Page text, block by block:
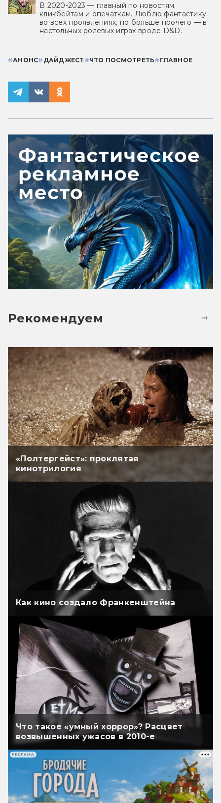
В 2020-2023 — главный по новостям,
кликбейтам и опечаткам. Люблю фантастику
во всех проявлениях, но больше прочего — в
настольных ролевых играх вроде D&D.
#АНОНС# ДАЙДЖЕСТ #ЧТО ПОСМОТРЕТЬ# ГЛАВНОЕ
Рекомендуем
«Полтергейст»: проклятая
кинотрилогия
Как кино создало Франкенштейна
Что такое «умный хоррор»? Расцвет
возвышенных ужасов в 2010-е
РЕКЛАМА